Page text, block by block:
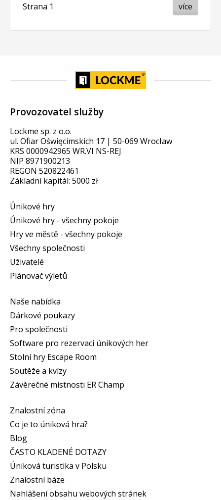
Strana 1 více
Provozovatel služby
Lockme sp. z o.o.
ul. Ofiar Oświęcimskich 17 | 50-069 Wrocław
KRS 0000942965 WR.VI NS-REJ
NIP 8971900213
REGON 520822461
Základní kapitál: 5000 zł
Únikové hry
Únikové hry - všechny pokoje
Hry ve městě - všechny pokoje
Všechny společnosti
Uživatelé
Plánovač výletů
Naše nabídka
Dárkové poukazy
Pro společnosti
Software pro rezervaci únikových her
Stolní hry Escape Room
Soutěže a kvízy
Závěrečné místnosti ER Champ
Znalostní zóna
Co je to úniková hra?
Blog
ČASTO KLADENÉ DOTAZY
Úniková turistika v Polsku
Znalostní báze
Nahlášení obsahu webových stránek